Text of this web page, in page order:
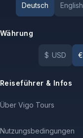
Deutsch English
Währung
$ USD €
Reiseführer & Infos
Über Vigo Tours
Nutzungsbedingungen